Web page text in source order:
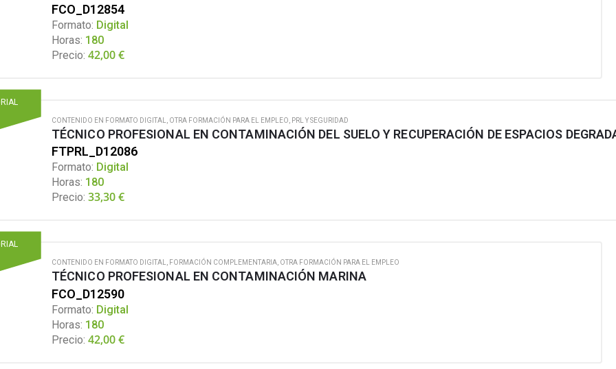
FCO_D12854
Formato: Digital
Horas: 180
Precio: 42,00€
CONTENIDO EN FORMATO DIGITAL OTRA FORMACIÓN PARA EL EMPLEO PRL Y SEGURIDAD
TÉCNICO PROFESIONAL EN CONTAMINACIÓN DEL SUELO Y RECUPERACIÓN DE ESPACIOS
FTPRL_D12086
Formato: Digital
Horas: 180
Precio: 33,30€
CONTENIDO EN FORMATO DIGITAL FORMACIÓN COMPLEMENTARIA OTRA FORMACIÓN PARA EL EMPLEO
TÉCNICO PROFESIONAL EN CONTAMINACIÓN MARINA
FCO_D12590
Formato: Digital
Horas: 180
Precio: 42,00€